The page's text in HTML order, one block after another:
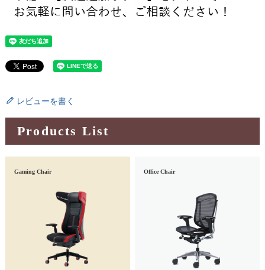
レビューを書く
Products List
Gaming Chair Office Chair